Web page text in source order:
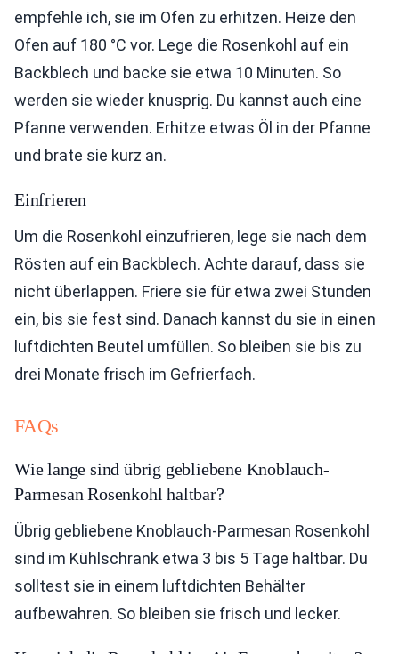
empfehle ich, sie im Ofen zu erhitzen. Heize den
Ofen auf 180 °C vor. Lege die Rosenkohl auf ein
Backblech und backe sie etwa 10 Minuten. So
werden sie wieder knusprig. Du kannst auch eine
Pfanne verwenden. Erhitze etwas Öl in der Pfanne
und brate sie kurz an.
Einfrieren
Um die Rosenkohl einzufrieren, lege sie nach dem
Rösten auf ein Backblech. Achte darauf, dass sie
nicht überlappen. Friere sie für etwa zwei Stunden
ein, bis sie fest sind. Danach kannst du sie in einen
luftdichten Beutel umfüllen. So bleiben sie bis zu
drei Monate frisch im Gefrierfach.
FAQs
Wie lange sind übrig gebliebene Knoblauch-
Parmesan Rosenkohl haltbar?
Übrig gebliebene Knoblauch-Parmesan Rosenkohl
sind im Kühlschrank etwa 3 bis 5 Tage haltbar. Du
solltest sie in einem luftdichten Behälter
aufbewahren. So bleiben sie frisch und lecker.